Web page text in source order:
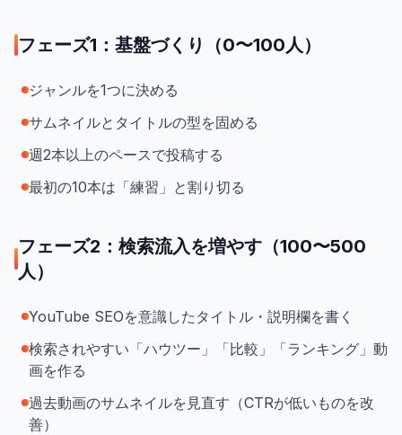
フェーズ1：基盤づくり（0〜100人）
ジャンルを1つに決める
サムネイルとタイトルの型を固める
週2本以上のペースで投稿する
最初の10本は「練習」と割り切る
フェーズ2：検索流入を増やす（100〜500
人）
YouTube SEOを意識したタイトル・説明欄を書く
検索されやすい「ハウツー」「比較」「ランキング」動
画を作る
過去動画のサムネイルを見直す（CTRが低いものを改
善）